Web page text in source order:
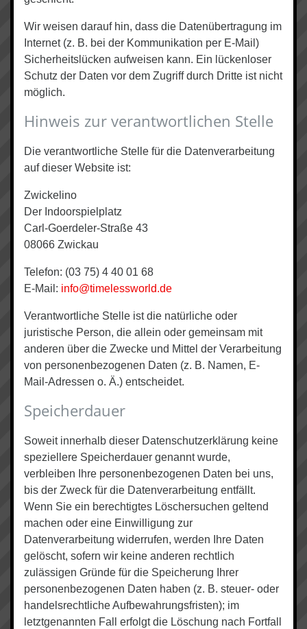
Wir weisen darauf hin, dass die Datenübertragung im
Internet (z. B. bei der Kommunikation per E-Mail)
Sicherheitslücken aufweisen kann. Ein lückenloser
Schutz der Daten vor dem Zugriff durch Dritte ist nicht
möglich.
Hinweis zur verantwortlichen Stelle
Die verantwortliche Stelle für die Datenverarbeitung
auf dieser Website ist:
Zwickelino
Der Indoorspielplatz
Carl-Goerdeler-Straße 43
08066 Zwickau
Telefon: (03 75) 4 40 01 68
E-Mail: info@timelessworld.de
Verantwortliche Stelle ist die natürliche oder
juristische Person, die allein oder gemeinsam mit
anderen über die Zwecke und Mittel der Verarbeitung
von personenbezogenen Daten (z. B. Namen, E-
Mail-Adressen o. Ä.) entscheidet.
Speicherdauer
Soweit innerhalb dieser Datenschutzerklärung keine
speziellere Speicherdauer genannt wurde,
verbleiben Ihre personenbezogenen Daten bei uns,
bis der Zweck für die Datenverarbeitung entfällt.
Wenn Sie ein berechtigtes Löschersuchen geltend
machen oder eine Einwilligung zur
Datenverarbeitung widerrufen, werden Ihre Daten
gelöscht, sofern wir keine anderen rechtlich
zulässigen Gründe für die Speicherung Ihrer
personenbezogenen Daten haben (z. B. steuer- oder
handelsrechtliche Aufbewahrungsfristen); im
letztgenannten Fall erfolgt die Löschung nach Fortfall